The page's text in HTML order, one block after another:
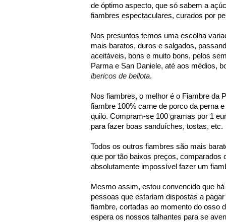
de óptimo aspecto, que só sabem a
fiambres espectaculares, curados por
Nos presuntos temos uma escolha
mais baratos, duros e salgados,
aceitáveis, bons e muito bons, pelos
Parma e San Daniele, até aos médios,
ibericos de bellota.
Nos fiambres, o melhor é o Fiambre da
fiambre 100% carne de porco da perna
quilo. Compram-se 100 gramas por 1
para fazer boas sanduíches, tostas, etc.
Todos os outros fiambres são mais
que por tão baixos preços, comparados
absolutamente impossível fazer um
Mesmo assim, estou convencido que
pessoas que estariam dispostas a
fiambre, cortadas ao momento do osso
espera os nossos talhantes para se